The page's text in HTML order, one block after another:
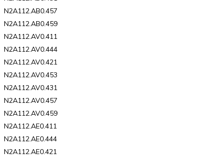
N2A112.AB0.457
N2A112.AB0.459
N2A112.AV0.411
N2A112.AV0.444
N2A112.AV0.421
N2A112.AV0.453
N2A112.AV0.431
N2A112.AV0.457
N2A112.AV0.459
N2A112.AE0.411
N2A112.AE0.444
N2A112.AE0.421